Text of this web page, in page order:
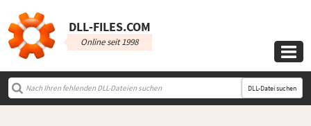
DLL‑FILES.COM
Online seit 1998

DLL-Datei suchen